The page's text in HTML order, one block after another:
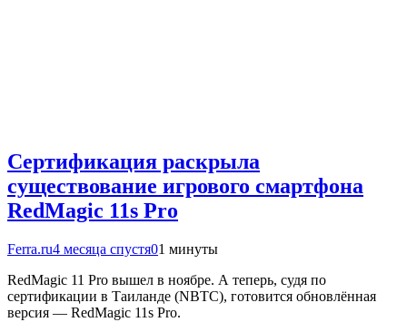
Сертификация раскрыла
существование игрового смартфона
RedMagic 11s Pro
Ferra.ru4 месяца спустя01 минуты
RedMagic 11 Pro вышел в ноябре. А теперь, судя по
сертификации в Таиланде (NBTC), готовится обновлённая
версия — RedMagic 11s Pro.